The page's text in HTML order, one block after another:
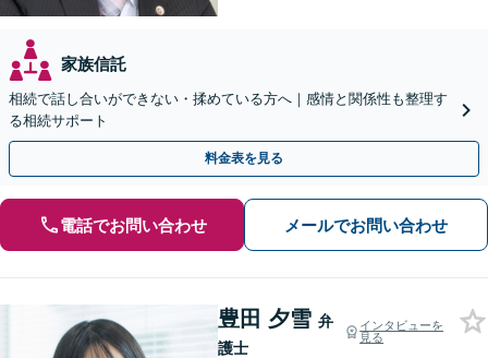
家族信託
相続で話し合いができない・揉めている方へ｜感情と関係性も整理す
る相続サポート
料金表を見る
電話でお問い合わせ メールでお問い合わせ
豊田 夕雪 弁
護士
インタビューを
見る